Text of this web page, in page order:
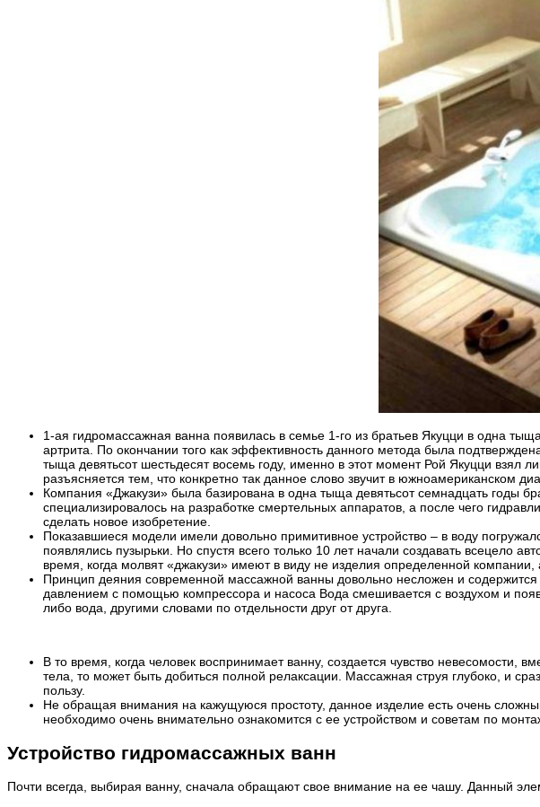
1-ая гидромассажная ванна появилась в семье 1-го из братьев Якуцци в одна
артрита. По окончании того как эффективность данного метода была
тыща девятьсот шестьдесят восемь году, именно в этот момент Рой Якуцци
разъясняется тем, что конкретно так данное слово звучит в южноамериканском
Компания «Джакузи» была базирована в одна тыща девятьсот семнадцать годы
специализировалось на разработке смертельных аппаратов, а после чего
сделать новое изобретение.
Показавшиеся модели имели довольно примитивное устройство – в воду
появлялись пузырьки. Но спустя всего только 10 лет начали создавать
время, когда молвят «джакузи» имеют в виду не изделия определенной
Принцип деяния современной массажной ванны довольно несложен и
давлением с помощью компрессора и насоса Вода смешивается с воздухом и
либо вода, другими словами по отдельности друг от друга.
В то время, когда человек воспринимает ванну, создается чувство
тела, то может быть добиться полной релаксации. Массажная струя глубоко, и
пользу.
Не обращая внимания на кажущуюся простоту, данное изделие есть очень
необходимо очень внимательно ознакомится с ее устройством и советам по
Устройство гидромассажных ванн
Почти всегда, выбирая ванну, сначала обращают свое внимание на ее чашу. Данный